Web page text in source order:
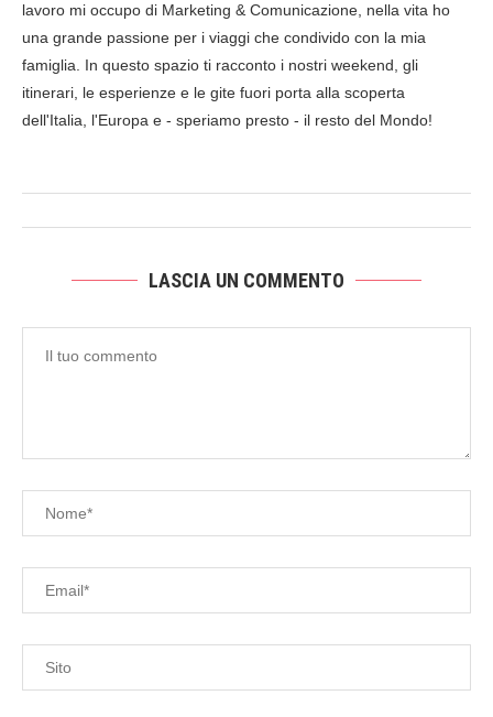
lavoro mi occupo di Marketing & Comunicazione, nella vita ho
una grande passione per i viaggi che condivido con la mia
famiglia. In questo spazio ti racconto i nostri weekend, gli
itinerari, le esperienze e le gite fuori porta alla scoperta
dell'Italia, l'Europa e - speriamo presto - il resto del Mondo!
LASCIA UN COMMENTO